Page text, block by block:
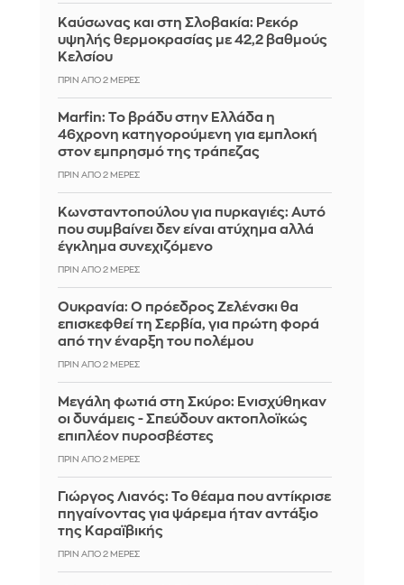
Καύσωνας και στη Σλοβακία: Ρεκόρ
υψηλής θερμοκρασίας με 42,2 βαθμούς
Κελσίου
ΠΡΙΝ ΑΠΌ 2 ΜΈΡΕΣ
Marfin: Το βράδυ στην Ελλάδα η
46χρονη κατηγορούμενη για εμπλοκή
στον εμπρησμό της τράπεζας
ΠΡΙΝ ΑΠΌ 2 ΜΈΡΕΣ
Κωνσταντοπούλου για πυρκαγιές: Αυτό
που συμβαίνει δεν είναι ατύχημα αλλά
έγκλημα συνεχιζόμενο
ΠΡΙΝ ΑΠΌ 2 ΜΈΡΕΣ
Ουκρανία: Ο πρόεδρος Ζελένσκι θα
επισκεφθεί τη Σερβία, για πρώτη φορά
από την έναρξη του πολέμου
ΠΡΙΝ ΑΠΌ 2 ΜΈΡΕΣ
Μεγάλη φωτιά στη Σκύρο: Ενισχύθηκαν
οι δυνάμεις - Σπεύδουν ακτοπλοϊκώς
επιπλέον πυροσβέστες
ΠΡΙΝ ΑΠΌ 2 ΜΈΡΕΣ
Γιώργος Λιανός: Το θέαμα που αντίκρισε
πηγαίνοντας για ψάρεμα ήταν αντάξιο
της Καραϊβικής
ΠΡΙΝ ΑΠΌ 2 ΜΈΡΕΣ